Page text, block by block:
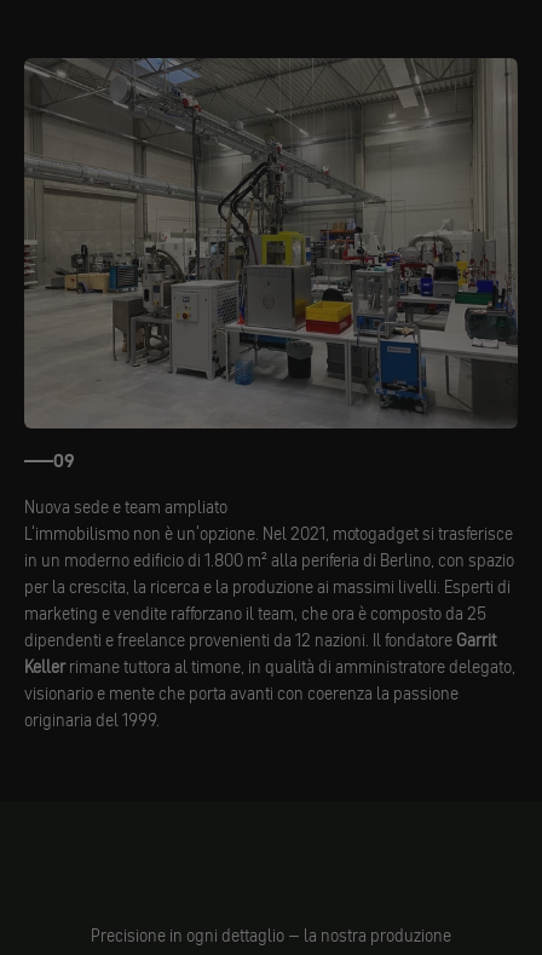
09
Nuova sede e team ampliato
L'immobilismo non è un'opzione. Nel 2021, motogadget si trasferisce
in un moderno edificio di 1.800 m² alla periferia di Berlino, con spazio
per la crescita, la ricerca e la produzione ai massimi livelli. Esperti di
marketing e vendite rafforzano il team, che ora è composto da 25
dipendenti e freelance provenienti da 12 nazioni. Il fondatore Garrit
Kellerrimane tuttora al timone, in qualità di amministratore delegato,
visionario e mente che porta avanti con coerenza la passione
originaria del 1999.
Precisione in ogni dettaglio – la nostra produzione